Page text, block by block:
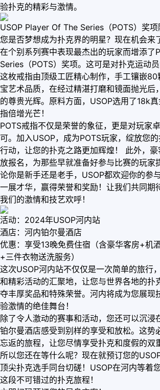
验扑克的精彩与激情。
USOP Player Of The Series（POTS）奖项
您是否梦想成为扑克界的明星？现在机会来
在个别系列赛中表现最杰出的玩家而增添了
Series（POTS）奖项。这可是对扑克运动员
这枚戒指由顶级工匠精心制作，手工镶嵌
宝艺术品质，在经过精湛打磨和镜面抛光后
的尊贵光辉。原料方面，USOP选用了18k
指倍增光芒！
POTS戒指不仅是荣誉的象征，更是对玩家
可。加入USOP，成为POTS玩家，绽放您
行动，让您的扑克之路更加辉煌！ 此外，
放报名，为那些早就准备好参与比赛的玩家
论你是新手还是老手，USOP都欢迎你的参
一展才华，赢得荣誉和奖励！让我们共同期
我们的激情和技艺欢呼！
活动：2024年USOP河内站
酒店：河内铂尔曼酒店
优惠：享受13晚免费住宿（含豪华客房+机
+三件衣物送洗服务）
这次USOP河内站不仅仅是一次简单的旅行
和精彩活动的汇聚地，让您与世界各地的扑
夺丰厚奖品和特殊荣誉。河内将成为您展现
验激情的绝佳舞台！
除了令人激动的赛事和活动，您还可以沉浸
铂尔曼酒店感受到别样的享受和放松。这势
忘返的旅程，让您尽情享受扑克和度假的双
所以您还在等什么呢？现在就预订您的
顶尖扑克选手同台切磋！USOP在河内等着
这段不可错过的扑克旅程！